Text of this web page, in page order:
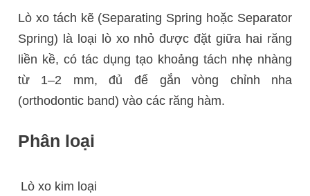
Lò xo tách kẽ (Separating Spring hoặc Separator
Spring) là loại lò xo nhỏ được đặt giữa hai răng
liền kề, có tác dụng tạo khoảng tách nhẹ nhàng
từ 1–2 mm, đủ để gắn vòng chỉnh nha
(orthodontic band) vào các răng hàm.
Phân loại
Lò xo kim loại